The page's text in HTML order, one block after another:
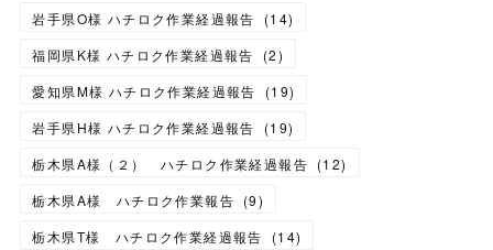
岩手県O様 ハチロク作業経過報告
(14)
福岡県K様 ハチロク作業経過報告
(2)
愛知県M様 ハチロク作業経過報告
(19)
岩手県H様 ハチロク作業経過報告
(19)
栃木県A様（２） ハチロク作業経過報告 (12)
栃木県A様 ハチロク作業報告 (9)
栃木県T様 ハチロク作業経過報告
(14)